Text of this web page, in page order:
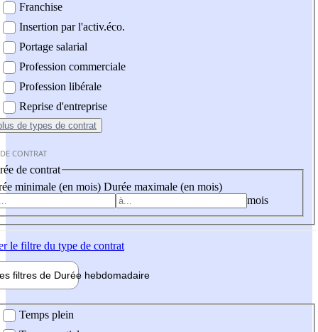
Franchise
Insertion par l'activ.éco.
Portage salarial
Profession commerciale
Profession libérale
Reprise d'entreprise
de types de contrat
CONTRAT
de contrat
minimale (en mois) Durée maximale (en mois)
mois
le filtre du type de contrat
filtres de Durée hebdomadaire
Temps plein